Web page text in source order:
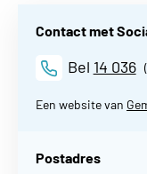
Contact met
Bel 14 036
Een website van
Postadres